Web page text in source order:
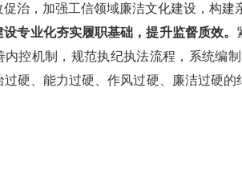
治，加强工信领域廉洁文化建设，构建
设专业化夯实履职基础，提升监督质效。
内控机制，规范执纪执法流程，系统编
过硬、能力过硬、作风过硬、廉洁过硬